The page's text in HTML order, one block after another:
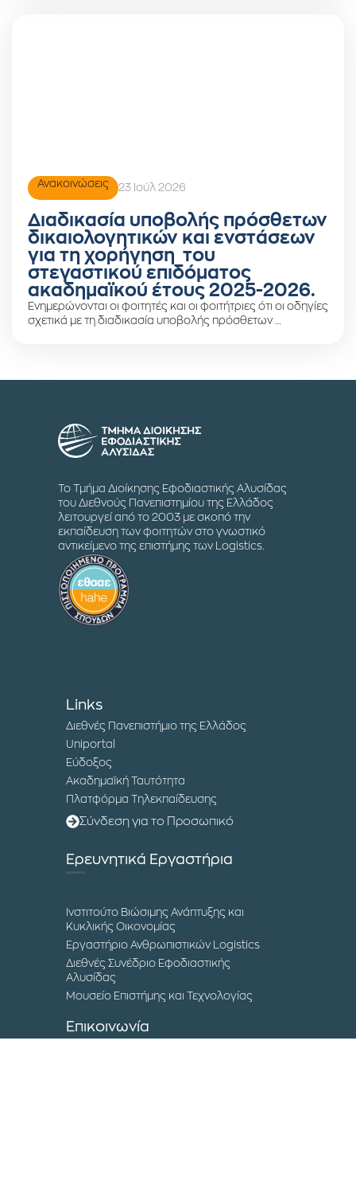
Ανακοινώσεις 23 Ιούλ 2026
Διαδικασία υποβολής πρόσθετων
δικαιολογητικών και ενστάσεων
για τη χορήγηση του
στεγαστικού επιδόματος
ακαδημαϊκού έτους 2025-2026.
Ενημερώνονται οι φοιτητές και οι φοιτήτριες ότι οι οδηγίες
σχετικά με τη διαδικασία υποβολής πρόσθετων …
Το Τμήμα Διοίκησης Εφοδιαστικής Αλυσίδας
του Διεθνούς Πανεπιστημίου της Ελλάδος
λειτουργεί από το 2003 με σκοπό την
εκπαίδευση των φοιτητών στο γνωστικό
αντικείμενο της επιστήμης των Logistics.
Links
Διεθνές Πανεπιστήμιο της Ελλάδος
Uniportal
Εύδοξος
Ακαδημαϊκή Ταυτότητα
Πλατφόρμα Τηλεκπαίδευσης
Σύνδεση για το Προσωπικό
Ερευνητικά Εργαστήρια
Ινστιτούτο Βιώσιμης Ανάπτυξης και
Κυκλικής Οικονομίας
Εργαστήριο Ανθρωπιστικών Logistics
Διεθνές Συνέδριο Εφοδιαστικής
Αλυσίδας
Μουσείο Επιστήμης και Τεχνολογίας
Επικοινωνία